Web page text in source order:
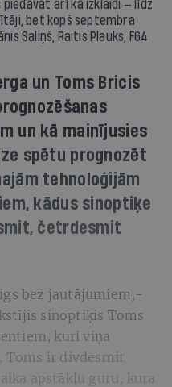
piedāvāt arī kā izklaidi — līdz
bet kopš septembra
Saliņš, Raitis Plauks, F64
un Toms Bricis
un kā mainījusies
spētu prognozēt
tehnoloģijām
kādus sinoptiķe
četrdesmit
bez jautājumiem,-
sinoptiķis Toms
kuri viņa
Toms ir divdesmit
apstākļu guru, kura